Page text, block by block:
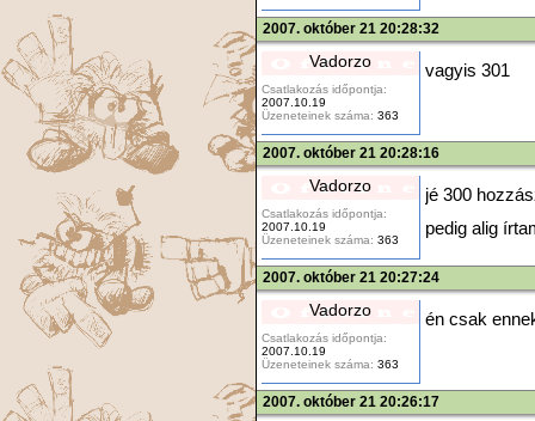
2007. október 21 20:28:32
Vadorzo
Csatlakozás időpontja:
2007.10.19
Üzeneteinek száma: 363
vagyis 301
2007. október 21 20:28:16
Vadorzo
Csatlakozás időpontja:
2007.10.19
Üzeneteinek száma: 363
jé 300
pedig alig
2007. október 21 20:27:24
Vadorzo
Csatlakozás időpontja:
2007.10.19
Üzeneteinek száma: 363
én csak
2007. október 21 20:26:17